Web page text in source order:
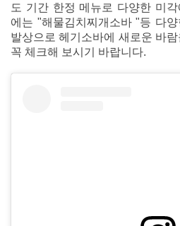
도 기간 한정 메뉴로 다양한 미
에는 "해물김치찌개소바 "등 다
발상으로 헤기소바에 새로운 바
꼭 체크해 보시기 바랍니다.